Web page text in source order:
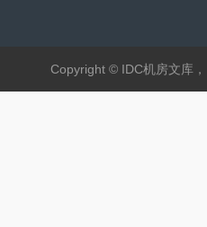
Copyright © IDC机房文库